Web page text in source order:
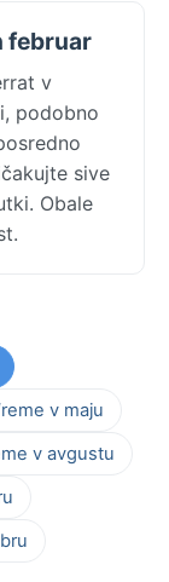
februar
v
podobno
sive
Obale
v maju
v avgustu